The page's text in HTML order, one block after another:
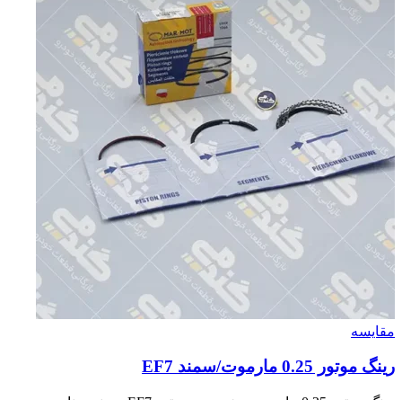
مقایسه
رينگ موتور 0.25 مارموت/سمند EF7